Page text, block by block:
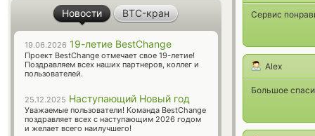
Сервис
Alex
Большое
Новости BTC-кран
19.06.2026 19-летие BestChange
Проект BestChange отмечает свое 19-летие!
Поздравляем всех наших партнеров, коллег и
пользователей.
25.12.2025 Наступающий Новый год
Уважаемые пользователи! Команда BestChange
поздравляет всех с наступающим 2026 годом
и желает всего наилучшего!